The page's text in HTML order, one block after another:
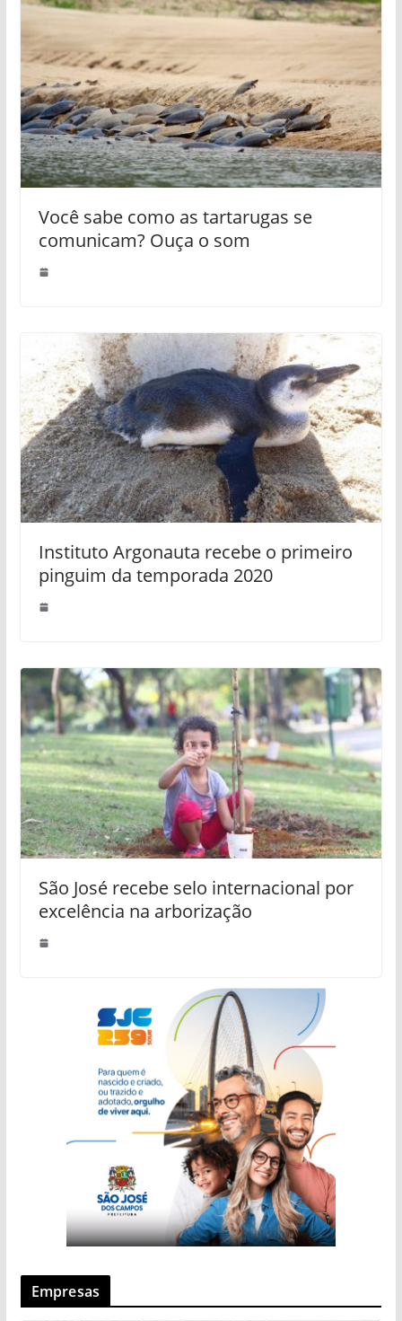
Você sabe como as tartarugas se
comunicam? Ouça o som
Instituto Argonauta recebe o primeiro
pinguim da temporada 2020
São José recebe selo internacional por
excelência na arborização
Empresas